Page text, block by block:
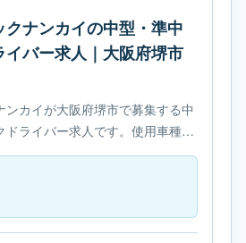
ナンカイの中型・準中
バー求人｜大阪府堺市
ンカイが大阪府堺市で募集する中
ドライバー求人です。使用車種は
勤務時間は- 変形労働時間制で
自動車免許です。